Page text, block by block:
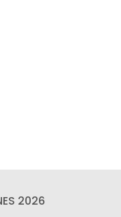
2026